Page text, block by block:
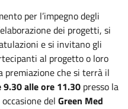
per l’impegno degli
dei progetti, si
e si invitano gli
al progetto o loro
premiazione che si terrà il
alle ore 11.30 presso la
del Green Med